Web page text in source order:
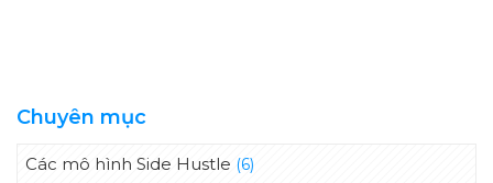
Chuyên mục
Các mô hình Side Hustle (6)